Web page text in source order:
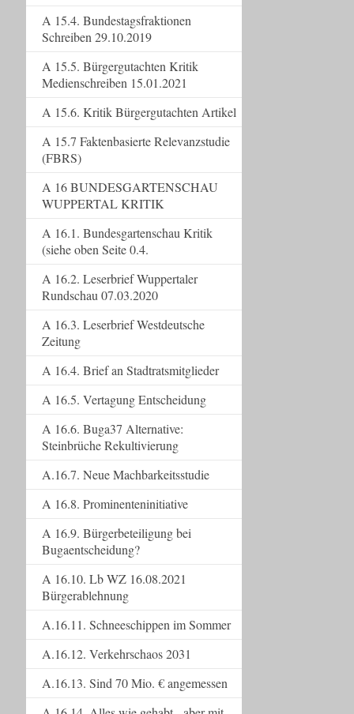
A 15.4. Bundestagsfraktionen
Schreiben 29.10.2019
A 15.5. Bürgergutachten Kritik
Medienschreiben 15.01.2021
A 15.6. Kritik Bürgergutachten Artikel
A 15.7 Faktenbasierte Relevanzstudie
(FBRS)
A 16 BUNDESGARTENSCHAU
WUPPERTAL KRITIK
A 16.1. Bundesgartenschau Kritik
(siehe oben Seite 0.4.
A 16.2. Leserbrief Wuppertaler
Rundschau 07.03.2020
A 16.3. Leserbrief Westdeutsche
Zeitung
A 16.4. Brief an Stadtratsmitglieder
A 16.5. Vertagung Entscheidung
A 16.6. Buga37 Alternative:
Steinbrüche Rekultivierung
A.16.7. Neue Machbarkeitsstudie
A 16.8. Prominenteninitiative
A 16.9. Bürgerbeteiligung bei
Bugaentscheidung?
A 16.10. Lb WZ 16.08.2021
Bürgerablehnung
A.16.11. Schneeschippen im Sommer
A.16.12. Verkehrschaos 2031
A.16.13. Sind 70 Mio. € angemessen